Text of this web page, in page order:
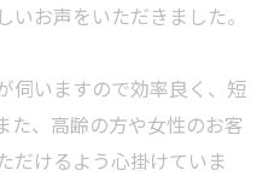
お声をいただきました。
伺いますので効率良く、短
た、高齢の方や女性のお客
だけるよう心掛けていま